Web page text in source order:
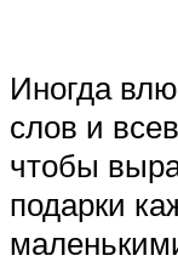
Иногда
слов и
чтобы
подарки